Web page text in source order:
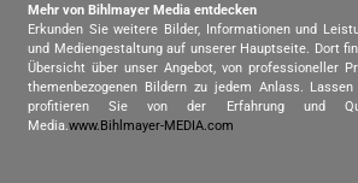
Mehr von Bihlmayer Media entdecken
Erkunden Sie weitere Bilder, Informationen und
und Mediengestaltung auf unserer Hauptseite. Dort
Übersicht über unser Angebot, von professioneller
themenbezogenen Bildern zu jedem Anlass.
profitieren Sie von der Erfahrung und
Media.www.Bihlmayer-MEDIA.com